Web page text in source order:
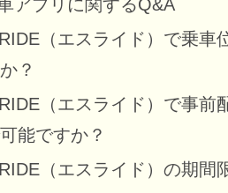
アプリに関するQ&A
（エスライド）で乗車
？
（エスライド）で事前
能ですか？
（エスライド）の期間